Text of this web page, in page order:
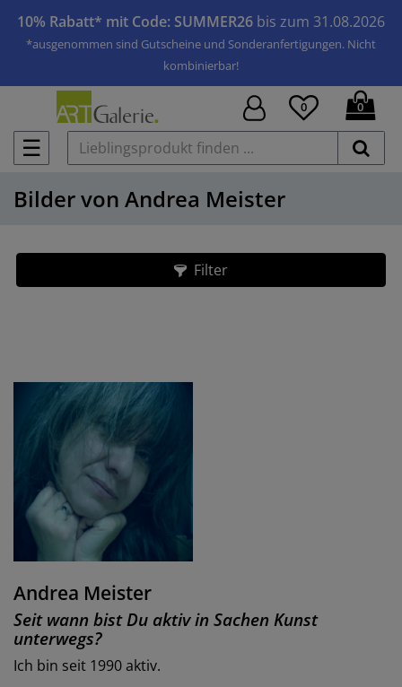
10% Rabatt* mit Code: SUMMER26 bis zum 31.08.2026
*ausgenommen sind Gutscheine und Sonderanfertigungen. Nicht
kombinierbar!
☰
0 0
Bilder von Andrea Meister
Filter
Andrea Meister
Seit wann bist Du aktiv in Sachen Kunst
unterwegs?
Ich bin seit 1990 aktiv.